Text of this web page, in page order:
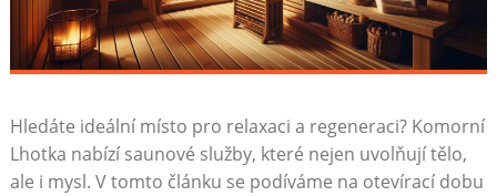
Hledáte ideální místo pro relaxaci a regeneraci? Komorní
Lhotka nabízí saunové služby, které nejen uvolňují tělo,
ale i mysl. V tomto článku se podíváme na otevírací dobu